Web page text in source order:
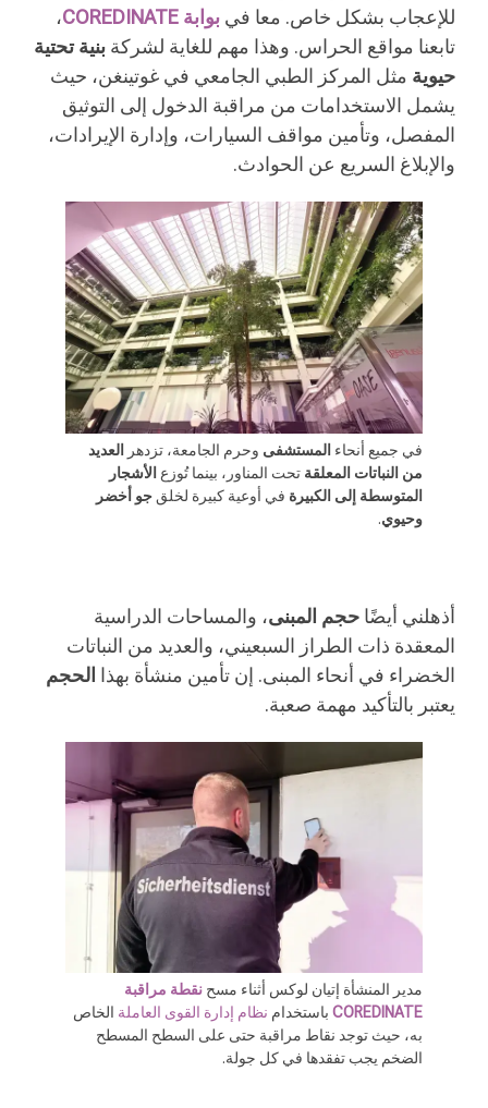
للإعجاب بشكل خاص. معا في بوابة COREDINATE
،
تابعنا مواقع الحراس. وهذا مهم للغاية لشركة بنية تحتية
حيوية مثل المركز الطبي الجامعي في غوتينغن، حيث
يشمل الاستخدامات من مراقبة الدخول إلى التوثيق
المفصل، وتأمين مواقف السيارات، وإدارة الإيرادات،
والإبلاغ السريع عن الحوادث.
في جميع أنحاء المستشفى وحرم الجامعة، تزدهر العديد
من النباتات المعلقة تحت المناور، بينما تُوزع الأشجار
المتوسطة إلى الكبيرة في أوعية كبيرة لخلق جو أخضر
وحيوي.
أذهلني أيضًا حجم المبنى، والمساحات الدراسية
المعقدة ذات الطراز السبعيني، والعديد من النباتات
الخضراء في أنحاء المبنى. إن تأمين منشأة بهذا الحجم
يعتبر بالتأكيد مهمة صعبة.
مدير المنشأة إتيان لوكس أثناء مسح نقطة مراقبة
COREDINATE باستخدام نظام إدارة القوى العاملة الخاص
به، حيث توجد نقاط مراقبة حتى على السطح المسطح
الضخم يجب تفقدها في كل جولة.